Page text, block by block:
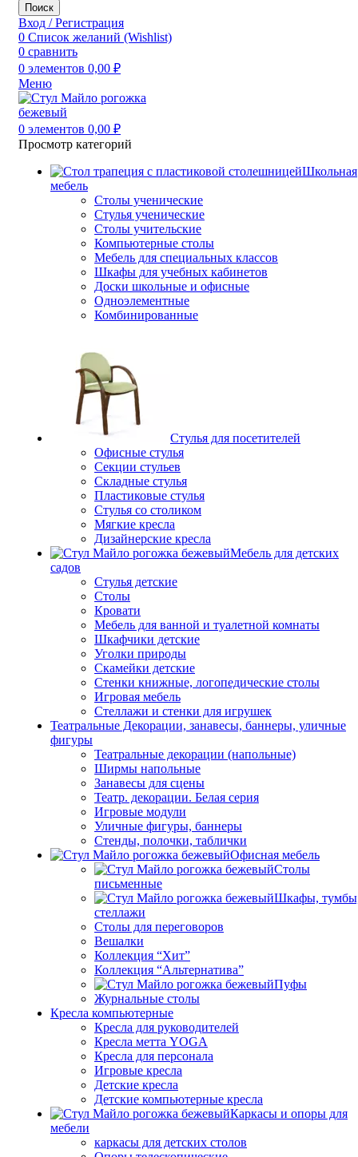
Поиск
Вход / Регистрация
0 Список желаний (Wishlist)
0 сравнить
0 элементов 0,00 ₽
Меню
0 элементов 0,00 ₽
Просмотр категорий
Школьная
мебель
Столы ученические
Стулья ученические
Столы учительские
Компьютерные столы
Мебель для специальных классов
Шкафы для учебных кабинетов
Доски школьные и офисные
Одноэлементные
Комбинированные
Стулья для посетителей
Офисные стулья
Секции стульев
Складные стулья
Пластиковые стулья
Стулья со столиком
Мягкие кресла
Дизайнерские кресла
Мебель для детских
садов
Стулья детские
Столы
Кровати
Мебель для ванной и туалетной комнаты
Шкафчики детские
Уголки природы
Скамейки детские
Стенки книжные, логопедические столы
Игровая мебель
Стеллажи и стенки для игрушек
Театральные Декорации, занавесы, баннеры, уличные
фигуры
Театральные декорации (напольные)
Ширмы напольные
Занавесы для сцены
Театр. декорации. Белая серия
Игровые модули
Уличные фигуры, баннеры
Стенды, полочки, таблички
Офисная мебель
Столы
письменные
Шкафы,
стеллажи
Столы для переговоров
Вешалки
Коллекция “Хит”
Коллекция “Альтернатива”
Пуфы
Журнальные столы
Кресла компьютерные
Кресла для руководителей
Кресла метта YOGA
Кресла для персонала
Игровые кресла
Детские кресла
Детские компьютерные кресла
Каркасы и опоры для
мебели
каркасы для детских столов